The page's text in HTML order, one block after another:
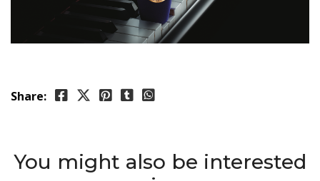
Share:
You might also be interested